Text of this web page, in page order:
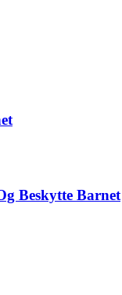
Beskytte Barnet